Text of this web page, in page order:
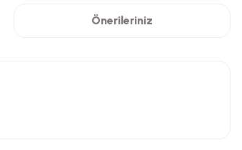
Önerileriniz